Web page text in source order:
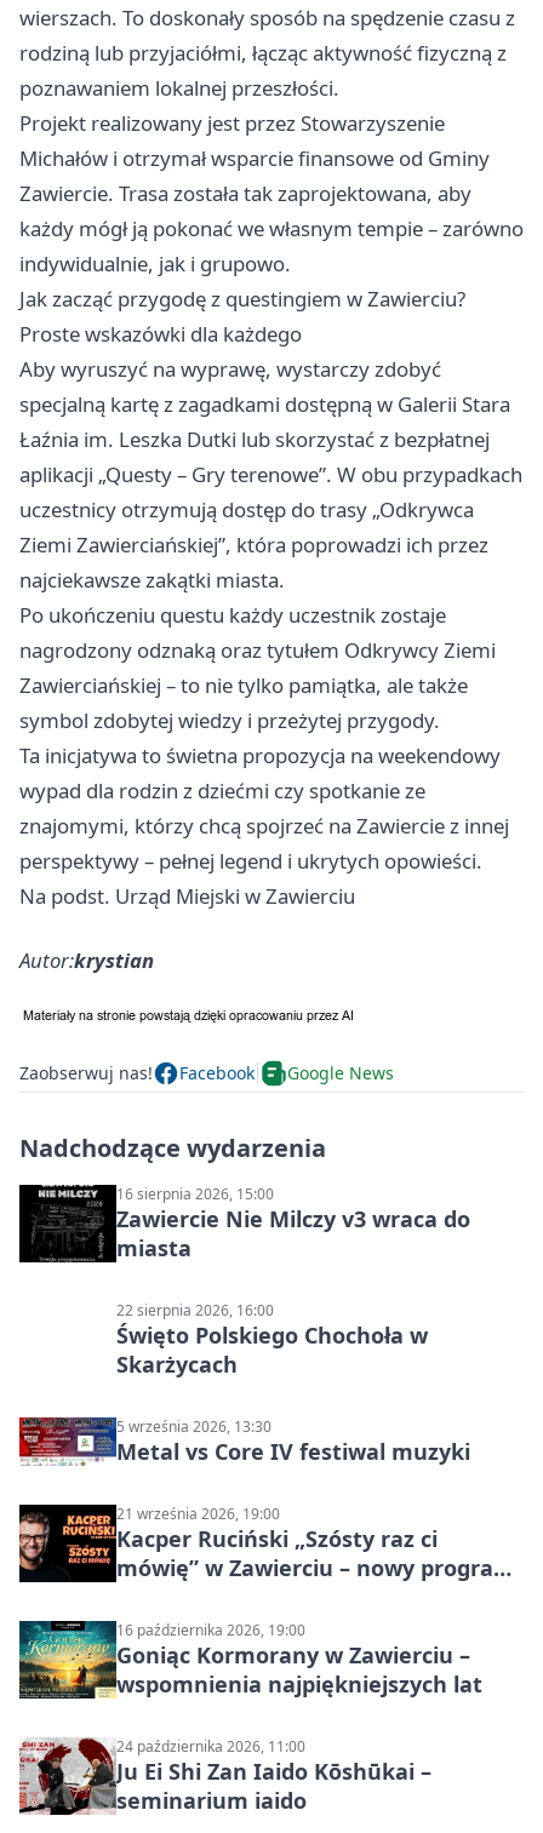
wierszach. To doskonały sposób na spędzenie czasu z
rodziną lub przyjaciółmi, łącząc aktywność fizyczną z
poznawaniem lokalnej przeszłości.
Projekt realizowany jest przez Stowarzyszenie
Michałów i otrzymał wsparcie finansowe od Gminy
Zawiercie. Trasa została tak zaprojektowana, aby
każdy mógł ją pokonać we własnym tempie – zarówno
indywidualnie, jak i grupowo.
Jak zacząć przygodę z questingiem w Zawierciu?
Proste wskazówki dla każdego
Aby wyruszyć na wyprawę, wystarczy zdobyć
specjalną kartę z zagadkami dostępną w Galerii Stara
Łaźnia im. Leszka Dutki lub skorzystać z bezpłatnej
aplikacji „Questy – Gry terenowe”. W obu przypadkach
uczestnicy otrzymują dostęp do trasy „Odkrywca
Ziemi Zawierciańskiej”, która poprowadzi ich przez
najciekawsze zakątki miasta.
Po ukończeniu questu każdy uczestnik zostaje
nagrodzony odznaką oraz tytułem Odkrywcy Ziemi
Zawierciańskiej – to nie tylko pamiątka, ale także
symbol zdobytej wiedzy i przeżytej przygody.
Ta inicjatywa to świetna propozycja na weekendowy
wypad dla rodzin z dziećmi czy spotkanie ze
znajomymi, którzy chcą spojrzeć na Zawiercie z innej
perspektywy – pełnej legend i ukrytych opowieści.
Na podst. Urząd Miejski w Zawierciu
Autor:krystian
Zaobserwuj nas! Facebook Google News
Nadchodzące wydarzenia
16 sierpnia 2026, 15:00
Zawiercie Nie Milczy v3 wraca do
miasta
22 sierpnia 2026, 16:00
Święto Polskiego Chochoła w
Skarżycach
5 września 2026, 13:30
Metal vs Core IV festiwal muzyki
21 września 2026, 19:00
Kacper Ruciński „Szósty raz ci
mówię” w Zawierciu – nowy program
16 października 2026, 19:00
Goniąc Kormorany w Zawierciu –
wspomnienia najpiękniejszych lat
24 października 2026, 11:00
Ju Ei Shi Zan Iaido Kōshūkai –
seminarium iaido